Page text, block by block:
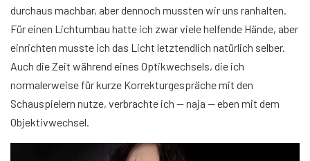
durchaus machbar, aber dennoch mussten wir uns ranhalten.
Für einen Lichtumbau hatte ich zwar viele helfende Hände, aber
einrichten musste ich das Licht letztendlich natürlich selber.
Auch die Zeit während eines Optikwechsels, die ich
normalerweise für kurze Korrekturgespräche mit den
Schauspielern nutze, verbrachte ich — naja — eben mit dem
Objektivwechsel.